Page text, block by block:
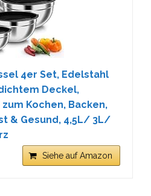
4er Set, Edelstahl
Deckel,
Kochen, Backen,
& Gesund, 4,5L/ 3L/
Siehe auf Amazon